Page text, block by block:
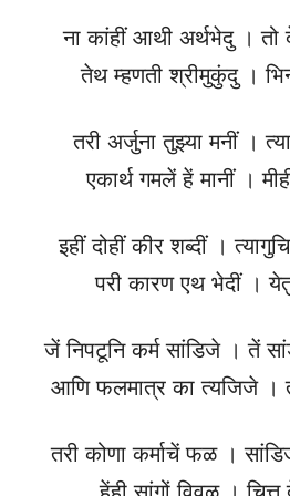
ना कांहीं आथी अर्थभेदु । तो
तेथ म्हणती श्रीमुकुंदु ।
तरी अर्जुना तुझ्या मनीं ।
एकार्थ गमलें हें मानीं ।
इहीं दोहीं कीर शब्दीं ।
परी कारण एथ भेदीं ।
जें निपटूनि कर्म सांडिजे । तें
आणि फलमात्र का त्यजिजे ।
तरी कोणा कर्माचें फळ ।